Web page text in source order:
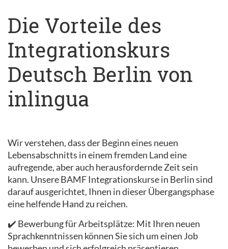
Die Vorteile des
Integrationskurs
Deutsch Berlin von
inlingua
Wir verstehen, dass der Beginn eines neuen
Lebensabschnitts in einem fremden Land eine
aufregende, aber auch herausfordernde Zeit sein
kann. Unsere BAMF Integrationskurse in Berlin sind
darauf ausgerichtet, Ihnen in dieser Übergangsphase
eine helfende Hand zu reichen.
✔️ Bewerbung für Arbeitsplätze: Mit Ihren neuen
Sprachkenntnissen können Sie sich um einen Job